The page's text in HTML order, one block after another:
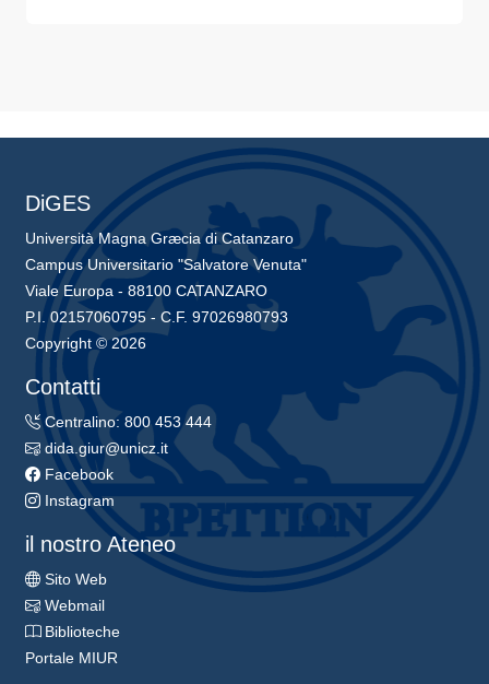
DiGES
Università Magna Græcia di Catanzaro
Campus Universitario "Salvatore Venuta"
Viale Europa - 88100 CATANZARO
P.I. 02157060795 - C.F. 97026980793
Copyright © 2026
Contatti
Centralino: 800 453 444
dida.giur@unicz.it
Facebook
Instagram
il nostro Ateneo
Sito Web
Webmail
Biblioteche
Portale MIUR